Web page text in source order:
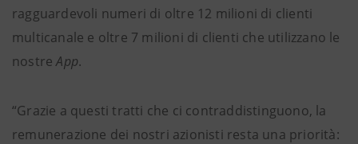
ragguardevoli numeri di oltre 12 milioni di clienti
multicanale e oltre 7 milioni di clienti che utilizzano le
nostreApp.
“Grazie a questi tratti che ci contraddistinguono, la
remunerazione dei nostri azionisti resta una priorità: